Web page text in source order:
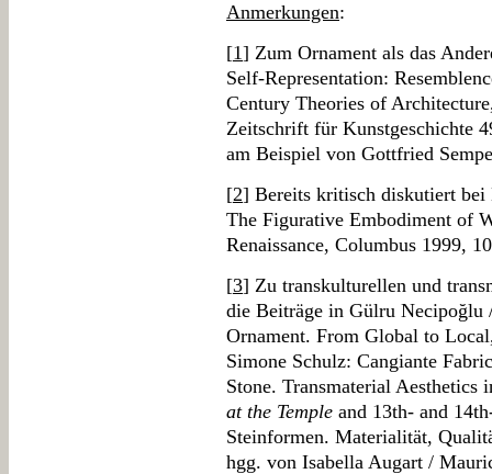
Anmerkungen:
[1] Zum Ornament als das
Self-Representation:
Century Theories of
Zeitschrift für Kunstgeschichte
am Beispiel von Gottfried
[2] Bereits kritisch diskutiert
The Figurative Embodiment of
Renaissance, Columbus 1999,
[3] Zu transkulturellen und
die Beiträge in Gülru Necipoğlu
Ornament. From Global to
Simone Schulz: Cangiante
Stone. Transmaterial
at the Temple and 13th- and
Steinformen. Materialität,
hgg. von Isabella Augart /